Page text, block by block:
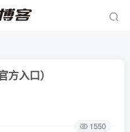
方入口）
1550